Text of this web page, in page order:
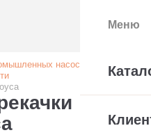
насосов
Меню